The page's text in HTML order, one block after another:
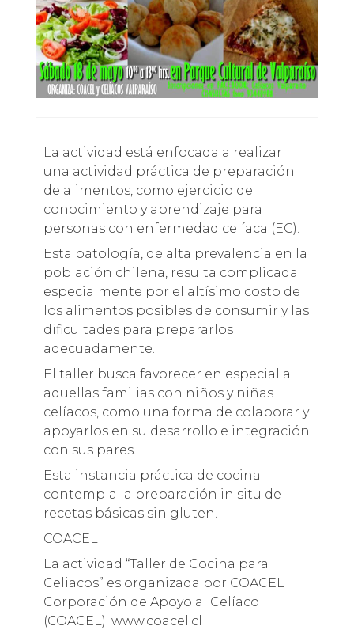
La actividad está enfocada a realizar
una actividad práctica de preparación
de alimentos, como ejercicio de
conocimiento y aprendizaje para
personas con enfermedad celíaca (EC).
Esta patología, de alta prevalencia en la
población chilena, resulta complicada
especialmente por el altísimo costo de
los alimentos posibles de consumir y las
dificultades para prepararlos
adecuadamente.
El taller busca favorecer en especial a
aquellas familias con niños y niñas
celíacos, como una forma de colaborar y
apoyarlos en su desarrollo e integración
con sus pares.
Esta instancia práctica de cocina
contempla la preparación in situ de
recetas básicas sin gluten.
COACEL
La actividad “Taller de Cocina para
Celiacos” es organizada por COACEL
Corporación de Apoyo al Celíaco
(COACEL). www.coacel.cl